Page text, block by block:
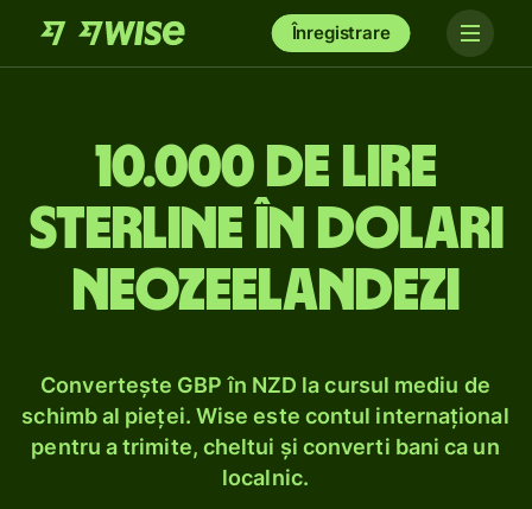
Înregistrare
10.000 de lire
sterline în dolari
neozeelandezi
Convertește GBP în NZD la cursul mediu de
schimb al pieței. Wise este contul internațional
pentru a trimite, cheltui și converti bani ca un
localnic.